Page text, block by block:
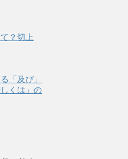
？切上
「及び」
くは」の